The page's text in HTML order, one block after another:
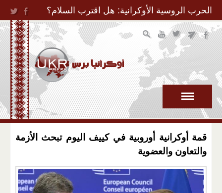
Jump to Navigation
الحرب الروسية الأوكرانية: هل اقترب السلام؟
قمة أوكرانية أوروبية في كييف اليوم تبحث الأزمة
والتعاون والعضوية